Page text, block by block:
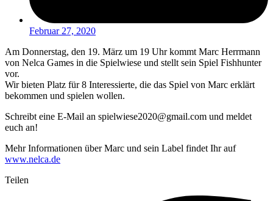
Februar 27, 2020
Am Donnerstag, den 19. März um 19 Uhr kommt Marc Herrmann
von Nelca Games in die Spielwiese und stellt sein Spiel Fishhunter
vor.
Wir bieten Platz für 8 Interessierte, die das Spiel von Marc erklärt
bekommen und spielen wollen.
Schreibt eine E-Mail an spielwiese2020@gmail.com und meldet
euch an!
Mehr Informationen über Marc und sein Label findet Ihr auf
www.nelca.de
Teilen